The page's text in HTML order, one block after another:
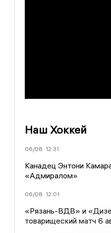
Наш Хоккей
06/08 12:31
Канадец Энтони
«Адмиралом»
06/08 12:01
«Рязань-ВДВ» и
товарищеский матч 6